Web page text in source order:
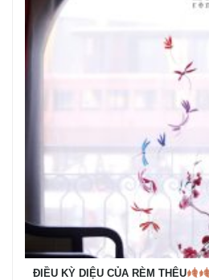
ĐIỀU KỲ DIỆU CỦA RÈM THÊU